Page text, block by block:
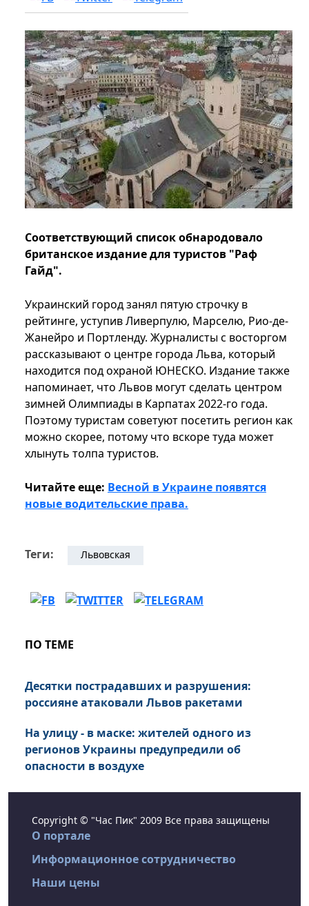
Соответствующий список обнародовало
британское издание для туристов "Раф
Гайд".
Украинский город занял пятую строчку в
рейтинге, уступив Ливерпулю, Марселю, Рио-де-
Жанейро и Портленду. Журналисты с восторгом
рассказывают о центре города Льва, который
находится под охраной ЮНЕСКО. Издание также
напоминает, что Львов могут сделать центром
зимней Олимпиады в Карпатах 2022-го года.
Поэтому туристам советуют посетить регион как
можно скорее, потому что вскоре туда может
хлынуть толпа туристов.
Читайте еще: Весной в Украине появятся
новые водительские права.
Теги: Львовская
ПО ТЕМЕ
Десятки пострадавших и разрушения:
россияне атаковали Львов ракетами
На улицу - в маске: жителей одного из
регионов Украины предупредили об
опасности в воздухе
Copyright © "Час Пик" 2009 Все права защищены
О портале
Информационное сотрудничество
Наши цены